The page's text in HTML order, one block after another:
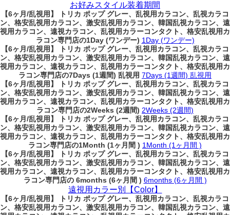
お好みスタイル装着期間
【6ヶ月/乱視用】 トリカ ポップ グレー、乱視用カラコン、乱視カラコ
ン、格安乱視用カラコン、激安乱視用カラコン、韓国乱視カラコン、遠
視用カラコン、遠視カラコン、乱視用カラーコンタクト、格安乱視用カ
ラコン専門店の1Day (ワンデー) 1Day (ワンデー)
【6ヶ月/乱視用】 トリカ ポップ グレー、乱視用カラコン、乱視カラコ
ン、格安乱視用カラコン、激安乱視用カラコン、韓国乱視カラコン、遠
視用カラコン、遠視カラコン、乱視用カラーコンタクト、格安乱視用カ
ラコン専門店の7Days (1週間) 乱視用 7Days (1週間) 乱視用
【6ヶ月/乱視用】 トリカ ポップ グレー、乱視用カラコン、乱視カラコ
ン、格安乱視用カラコン、激安乱視用カラコン、韓国乱視カラコン、遠
視用カラコン、遠視カラコン、乱視用カラーコンタクト、格安乱視用カ
ラコン専門店の2Weeks (2週間) 2Weeks (2週間)
【6ヶ月/乱視用】 トリカ ポップ グレー、乱視用カラコン、乱視カラコ
ン、格安乱視用カラコン、激安乱視用カラコン、韓国乱視カラコン、遠
視用カラコン、遠視カラコン、乱視用カラーコンタクト、格安乱視用カ
ラコン専門店の1Month (1ヶ月間 ) 1Month (1ヶ月間 )
【6ヶ月/乱視用】 トリカ ポップ グレー、乱視用カラコン、乱視カラコ
ン、格安乱視用カラコン、激安乱視用カラコン、韓国乱視カラコン、遠
視用カラコン、遠視カラコン、乱視用カラーコンタクト、格安乱視用カ
ラコン専門店の 6months (6ヶ月間 ) 6months (6ヶ月間 )
遠視用カラー別【Color】
【6ヶ月/乱視用】 トリカ ポップ グレー、乱視用カラコン、乱視カラコ
ン、格安乱視用カラコン、激安乱視用カラコン、韓国乱視カラコン、遠